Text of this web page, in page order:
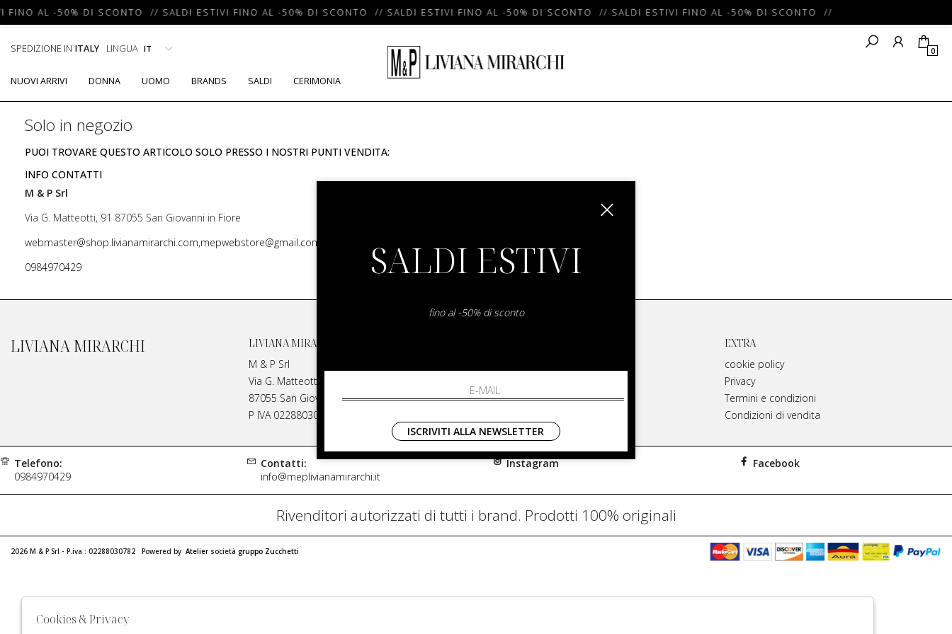
FINO AL -50% DI SCONTO // SALDI ESTIVI FINO AL -50% DI SCONTO // SALDI ESTIVI FINO AL -50% DI SCONTO // SALDI ESTIVI FINO AL -50% DI SCONTO //
SPEDIZIONE IN ITALY LINGUA 0
NUOVI ARRIVI DONNA UOMO BRANDS SALDI CERIMONIA
Solo in negozio
PUOI TROVARE QUESTO ARTICOLO SOLO PRESSO I NOSTRI PUNTI VENDITA:
INFO CONTATTI
M & P Srl
Via G. Matteotti, 91 87055 San Giovanni in Fiore
webmaster@shop.livianamirarchi.com,mepwebstore@gmail.com
0984970429
LIVIANA MIRARCHI
LIVIANA MIRARCHI
M & P Srl
Via G. Matteotti, 91
87055 San Giovanni in Fiore Italia
P IVA 02288030782
Contatti
Spedizione
EXTRA
cookie policy
Privacy
Termini e condizioni
Condizioni di vendita
Telefono:
0984970429
Contatti:
info@meplivianamirarchi.it
Instagram Facebook
Rivenditori autorizzati di tutti i brand. Prodotti 100% originali
2026 M & P Srl - P.iva : 02288030782 Powered by Atelier società gruppo Zucchetti
SALDI ESTIVI
fino al -50% di sconto
ISCRIVITI ALLA NEWSLETTER
Cookies & Privacy